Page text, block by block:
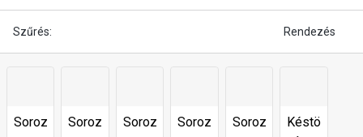
Szűrés: Rendezés
Sorozat
Sorozat
Sorozat
Sorozat
Sorozat
Késtömbök,